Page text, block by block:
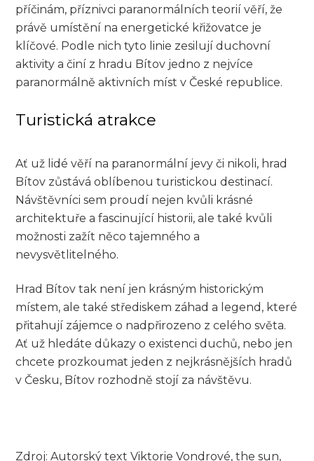
příčinám, příznivci paranormálních teorií věří, že
právě umístění na energetické křižovatce je
klíčové. Podle nich tyto linie zesilují duchovní
aktivity a činí z hradu Bítov jedno z nejvíce
paranormálně aktivních míst v České republice.
Turistická atrakce
Ať už lidé věří na paranormální jevy či nikoli, hrad
Bítov zůstává oblíbenou turistickou destinací.
Návštěvníci sem proudí nejen kvůli krásné
architektuře a fascinující historii, ale také kvůli
možnosti zažít něco tajemného a
nevysvětlitelného.
Hrad Bítov tak není jen krásným historickým
místem, ale také střediskem záhad a legend, které
přitahují zájemce o nadpřirozeno z celého světa.
Ať už hledáte důkazy o existenci duchů, nebo jen
chcete prozkoumat jeden z nejkrásnějších hradů
v Česku, Bítov rozhodně stojí za návštěvu.
Zdroj: Autorský text Viktorie Vondrové, the sun,